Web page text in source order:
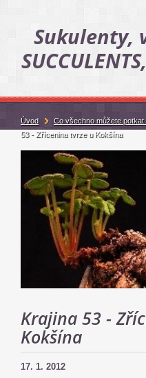
Sukulenty,
Krajina 53 -
Kokšína
17. 1. 2012
Úvod Co všechno můžete
53 - Zřícenina tvrze u Kokšína